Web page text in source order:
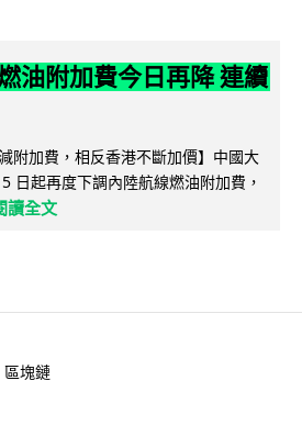
油附加費今日再降 連續
附加費，相反香港不斷加價】中國大
日起再度下調內陸航線燃油附加費，
讀全文
區塊鏈